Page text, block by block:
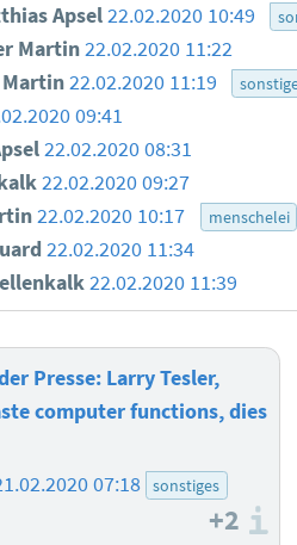
Apsel 22.02.2020 10:49
Martin22.02.2020 11:22
Martin 22.02.2020 11:19
09:41
22.02.2020 08:31
22.02.2020 09:27
22.02.2020 10:17 menschelei
22.02.2020 11:34
22.02.2020 11:39
Presse: Larry Tesler,
computer functions, dies
07:18 sonstiges
+2